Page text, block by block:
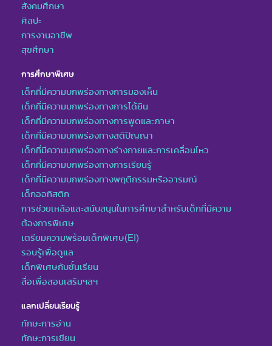
สังคมศึกษา
ศิลปะ
การงานอาชีพ
สุขศึกษา
การศึกษาพิเศษ
เด็กที่มีความบกพร่องทางการมองเห็น
เด็กที่มีความบกพร่องทางการได้ยิน
เด็กที่มีความบกพร่องทางการพูดและภาษา
เด็กที่มีความบกพร่องทางสติปัญญา
เด็กที่มีความบกพร่องทางร่างกายและการเคลื่อนไหว
เด็กที่มีความบกพร่องทางการเรียนรู้
เด็กที่มีความบกพร่องทางพฤติกรรมหรืออารมณ์
เด็กออทิสติก
การช่วยเหลือและสนับสนุนในการศึกษาสำหรับเด็กที่มีความ
ต้องการพิเศษ
เตรียมความพร้อมเด็กพิเศษ(EI)
รอบรู้เพื่อดูแล
เด็กพิเศษกับชั้นเรียน
สื่อเพื่อสอนเสริมฯลฯ
แลกเปลี่ยนเรียนรู้
ทักษะการอ่าน
ทักษะการเขียน